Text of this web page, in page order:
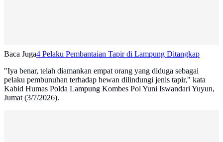
Baca Juga4 Pelaku Pembantaian Tapir di Lampung Ditangkap
"Iya benar, telah diamankan empat orang yang diduga sebagai
pelaku pembunuhan terhadap hewan dilindungi jenis tapir," kata
Kabid Humas Polda Lampung Kombes Pol Yuni Iswandari Yuyun,
Jumat (3/7/2026).